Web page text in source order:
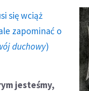
się wciąż
zapominać o
duchowy)
jesteśmy,